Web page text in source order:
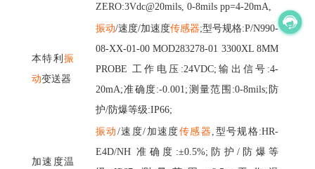
ZERO:3Vdc@20mils, 0-8mils pp=4-20mA,
本特利振
动变送器
振动/速度/加速度传感器;型号规格:P/N990-
08-XX-01-00 MOD283278-01 3300XL 8MM
PROBE 工作电压:24VDC;输出信号:4-
20mA;准确度:-0.001;测量范围:0-8mils;防
护/防爆等级:IP66;
加速度温
振动 /速度/加速度传感器 ,型号规格:HR-
E4D/NH 准确度:±0.5%;防护/防爆等